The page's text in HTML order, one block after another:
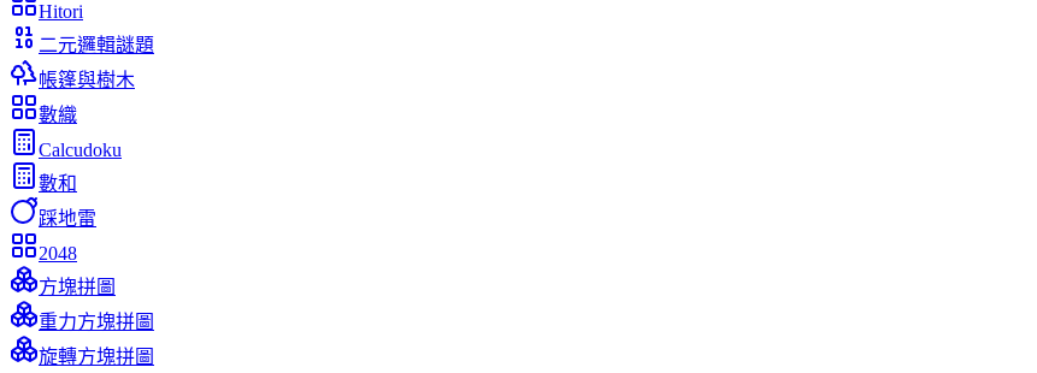
Hitori
二元邏輯謎題
帳篷與樹木
數織
Calcudoku
數和
踩地雷
2048
方塊拼圖
重力方塊拼圖
旋轉方塊拼圖